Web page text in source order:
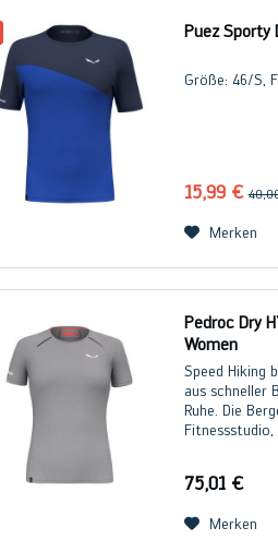
Puez Sporty
Größe: 46/S,
15,99 €
Merken
Pedroc Dry
Women
Speed Hiking
aus schneller
Ruhe. Die
Dry Hybrid T-
75,01 €
Merken